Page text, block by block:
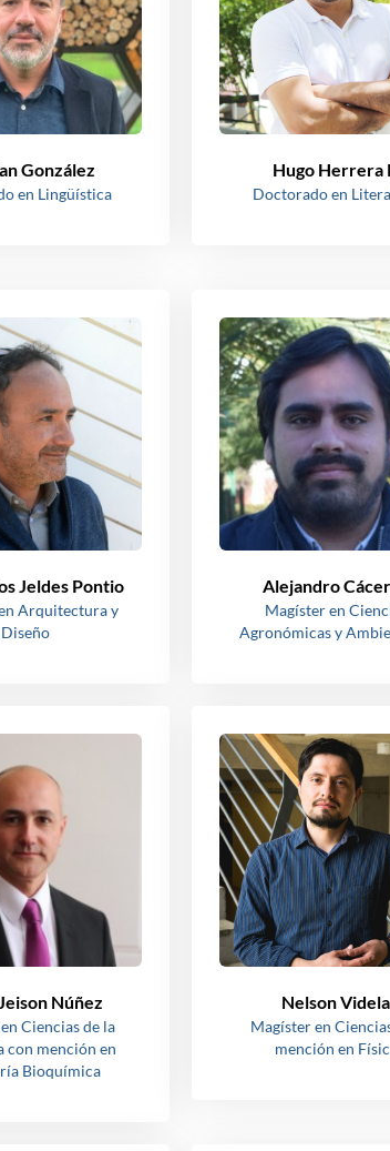
González
en Lingüística
Hugo Herrera
Doctorado en
Jeldes Pontio
Arquitectura y
Diseño
Alejandro
Magíster en
Agronómicas y
Núñez
Ciencias de la
con mención en
Bioquímica
Nelson Videla
Magíster en
mención en